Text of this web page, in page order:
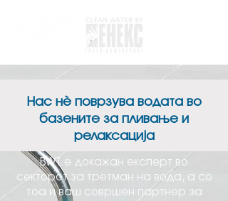
Нас нѐ поврзува водата во
базените за пливање и
релаксација
BWT е докажан експерт во
секторот за третман на вода, а со
тоа и ваш совршен партнер за